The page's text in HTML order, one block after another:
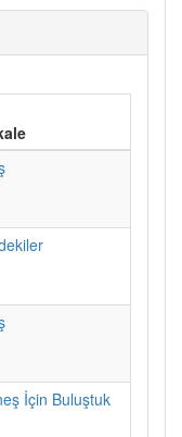
İçin Buluştuk